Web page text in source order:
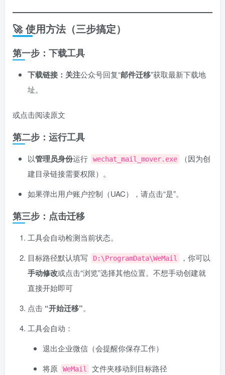
🚀 使用方法（三步搞定）
第一步：下载工具
下载链接：关注公众号回复“邮件迁移”获取最新下载地
址。
或点击阅读原文
第二步：运行工具
以管理员身份运行 wechat_mail_mover.exe
（因为创
建目录链接需要权限）。
如果弹出用户账户控制（UAC），请点击“是”。
第三步：点击迁移
工具会自动检测当前状态。
目标路径默认填写
D:\ProgramData\WeMail ，你可以
手动修改或点击“浏览”选择其他位置。不想手动创建就
直接开始即可
点击 “开始迁移”。
工具会自动：
退出企业微信（会提醒你保存工作）
将原
WeMail
文件夹移动到目标路径